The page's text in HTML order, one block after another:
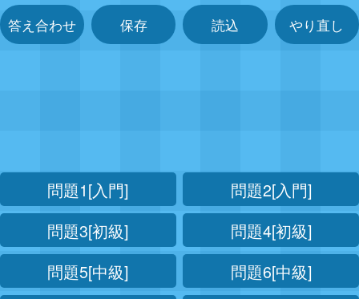
答え合わせ 保存 読込 やり直し
問題1[入門]
問題2[入門]
問題3[初級]
問題4[初級]
問題5[中級]
問題6[中級]